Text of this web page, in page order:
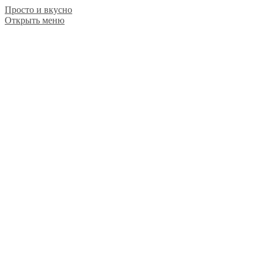
Просто и вкусно
Открыть меню